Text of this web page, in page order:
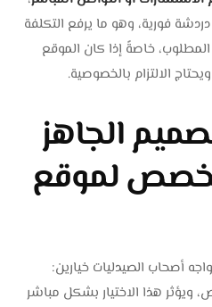
فورية، وهو ما يرفع التكلفة
خاصةً إذا كان الموقع
الالتزام بالخصوصية.
الجاهز
لموقع
أصحاب الصيدليات خيارين:
ويؤثر هذا الاختيار بشكل مباشر